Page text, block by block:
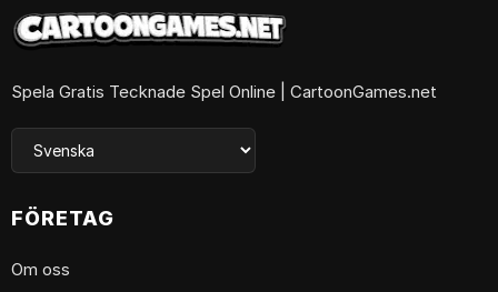
Spela Gratis Tecknade Spel Online | CartoonGames.net
FÖRETAG
Om oss